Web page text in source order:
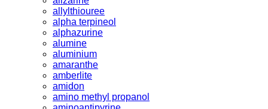
allylthiouree
alpha terpineol
alphazurine
alumine
aluminium
amaranthe
amberlite
amidon
amino methyl propanol